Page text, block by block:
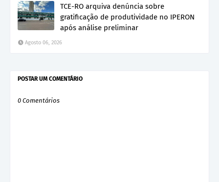
TCE-RO arquiva denúncia sobre
gratificação de produtividade no IPERON
após análise preliminar
Agosto 06, 2026
POSTAR UM COMENTÁRIO
0 Comentários